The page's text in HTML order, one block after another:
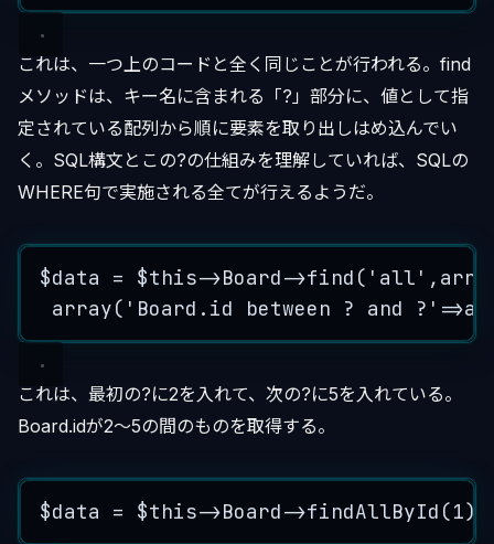
これは、一つ上のコードと全く同じことが行われる。find
メソッドは、キー名に含まれる「?」部分に、値として指
定されている配列から順に要素を取り出しはめ込んでい
く。SQL構文とこの?の仕組みを理解していれば、SQLの
WHERE句で実施される全てが行えるようだ。
$data = $this->Board->find ( ' all ' ,
array( ' Board.id between ? and ? ' =>
これは、最初の?に2を入れて、次の?に5を入れている。
Board.idが2〜5の間のものを取得する。
$data = $this->Board->findAllById (1);